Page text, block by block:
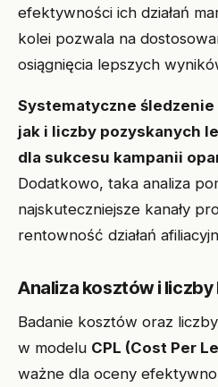
efektywności ich działań
kolei pozwala na
osiągnięcia lepszych
Systematyczne
jak i liczby pozyskanych
dla sukcesu kampanii
Dodatkowo, taka analiza
najskuteczniejsze kanały
rentowność działań
Analiza kosztów i
Badanie kosztów oraz
w modelu CPL (Cost Per
ważne dla oceny